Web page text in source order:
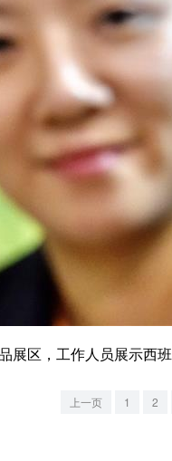
区，工作人员展示西
上一页 1 2